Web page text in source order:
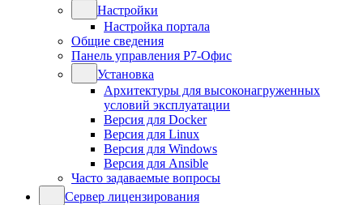
Настройки
Настройка портала
Общие сведения
Панель управления Р7-Офис
Установка
Архитектуры для высоконагруженных
условий эксплуатации
Версия для Docker
Версия для Linux
Версия для Windows
Версия для Ansible
Часто задаваемые вопросы
Сервер лицензирования